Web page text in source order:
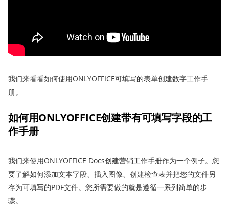
我们来看看如何使用ONLYOFFICE可填写的表单创建数字工作手
册。
如何用ONLYOFFICE创建带有可填写字段的工
作手册
我们来使用ONLYOFFICE Docs创建营销工作手册作为一个例子。您
要了解如何添加文本字段、插入图像、创建检查表并把您的文件另
存为可填写的PDF文件。您所需要做的就是遵循一系列简单的步
骤。